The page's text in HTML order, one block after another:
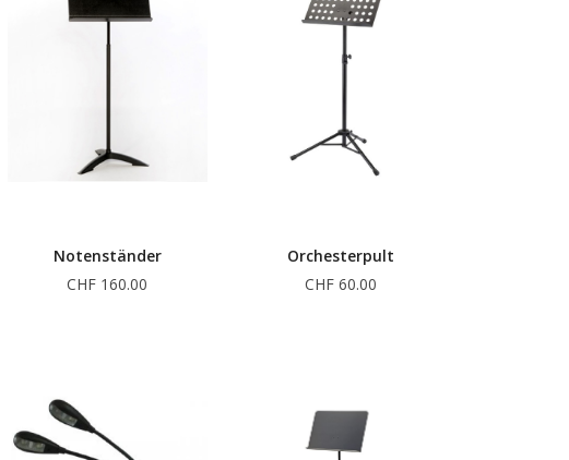
Notenständer
CHF 160.00
Orchesterpult
CHF 60.00